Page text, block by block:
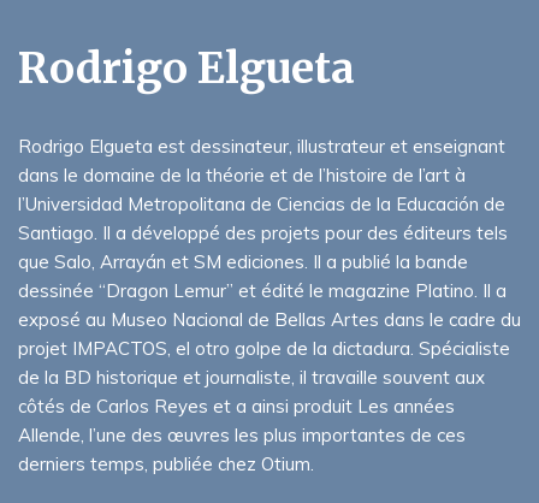
Rodrigo Elgueta
Rodrigo Elgueta est dessinateur, illustrateur et enseignant
dans le domaine de la théorie et de l’histoire de l’art à
l’Universidad Metropolitana de Ciencias de la Educación de
Santiago. Il a développé des projets pour des éditeurs tels
que Salo, Arrayán et SM ediciones. Il a publié la bande
dessinée “Dragon Lemur” et édité le magazine Platino. Il a
exposé au Museo Nacional de Bellas Artes dans le cadre du
projet IMPACTOS, el otro golpe de la dictadura. Spécialiste
de la BD historique et journaliste, il travaille souvent aux
côtés de Carlos Reyes et a ainsi produit Les années
Allende, l’une des œuvres les plus importantes de ces
derniers temps, publiée chez Otium.